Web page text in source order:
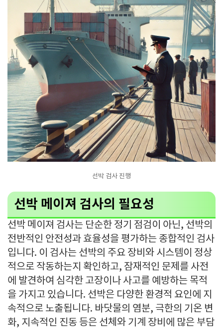
선박 검사 진행
선박 메이져 검사의 필요성
선박 메이져 검사는 단순한 정기 점검이 아닌, 선박의
전반적인 안전성과 효율성을 평가하는 종합적인 검사
입니다. 이 검사는 선박의 주요 장비와 시스템이 정상
적으로 작동하는지 확인하고, 잠재적인 문제를 사전
에 발견하여 심각한 고장이나 사고를 예방하는 목적
을 가지고 있습니다. 선박은 다양한 환경적 요인에 지
속적으로 노출됩니다. 바닷물의 염분, 극한의 기온 변
화, 지속적인 진동 등은 선체와 기계 장비에 많은 부담